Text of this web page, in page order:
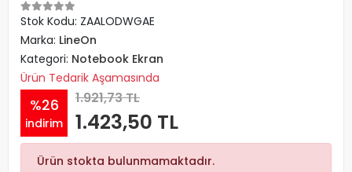
Stok Kodu: ZAALODWGAE
Marka: LineOn
Kategori: Notebook Ekran
Ürün Tedarik Aşamasında
%26
indirim
1.921,73 TL
1.423,50 TL
Ürün stokta bulunmamaktadır.